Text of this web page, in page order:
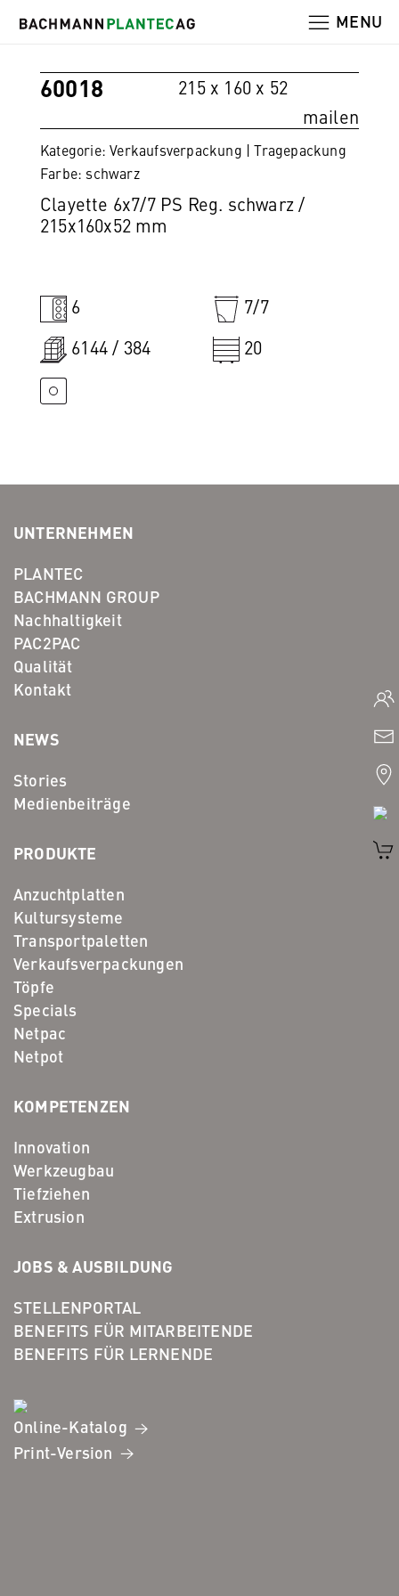
MENU
60018
215 x 160 x 52
mailen
Kategorie: Verkaufsverpackung | Tragepackung
Farbe: schwarz
Clayette 6x7/7 PS Reg. schwarz /
215x160x52 mm
6
7/7
6144 / 384
20
UNTERNEHMEN
PLANTEC
BACHMANN GROUP
Nachhaltigkeit
PAC2PAC
Qualität
Kontakt
NEWS
Stories
Medienbeiträge
PRODUKTE
Anzuchtplatten
Kultursysteme
Transportpaletten
Verkaufsverpackungen
Töpfe
Specials
Netpac
Netpot
KOMPETENZEN
Innovation
Werkzeugbau
Tiefziehen
Extrusion
JOBS & AUSBILDUNG
STELLENPORTAL
BENEFITS FÜR MITARBEITENDE
BENEFITS FÜR LERNENDE
Online-Katalog
Print-Version